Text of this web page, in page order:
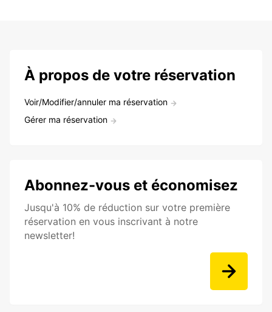
À propos de votre réservation
Voir/Modifier/annuler ma réservation
Gérer ma réservation
Abonnez-vous et économisez
Jusqu'à 10% de réduction sur votre première
réservation en vous inscrivant à notre
newsletter!